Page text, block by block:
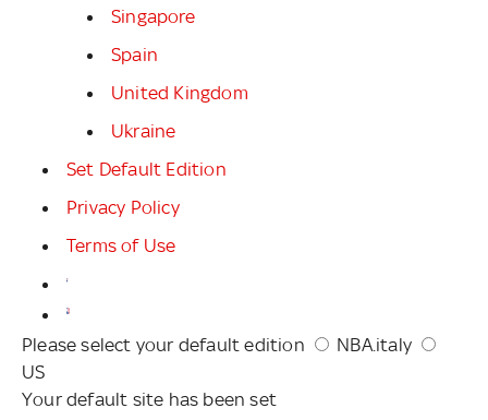
Singapore
Spain
United Kingdom
Ukraine
Set Default Edition
Privacy Policy
Terms of Use
Please select your default edition
NBA.italy
US
Your default site has been set